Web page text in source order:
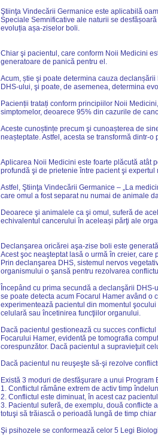
Ştiinţa Vindecării Germanice este aplicabilă
Speciale Semnificative ale naturii se
evoluția așa-ziselor boli.
Chiar şi pacientul, care conform Noii Medicini
generatoare de panică pentru el.
Acum, știe şi poate determina cauza
DHS-ului, şi poate, de asemenea, determina
Pacienții tratați conform principiilor Noii
simptomelor, deoarece 95% din cazurile de
Aceste cunoștințe precum şi cunoașterea de
neașteptate. Astfel, acesta se transformă dintr-
Aplicarea Noii Medicini este foarte plăcută atât
profundă şi de prietenie între pacient şi
Astfel, Ştiinţa Vindecării Germanice – „La
care omul a fost separat nu numai de animale
Deoarece şi animalele ca şi omul, suferă de
echivalentul cancerului în aceleași părţi ale
Declanşarea oricărei aşa-zise boli este
Acest şoc neaşteptat lasă o urmă în creier, care
Prin declanşarea DHS, sistemul nervos
organismului o şansă pentru rezolvarea
Începând cu prima secundă a declanşării
se poate detecta acum Focarul Hamer având
experimentează pacientul din momentul
celulară sau încetinirea funcţiilor organului.
Dacă pacientul gestionează cu succes
Focarului Hamer, evidentă pe tomografia
corespunzător. Dacă pacientul a supravieţuit
Dacă pacientul nu reuşeşte să-şi rezolve
Există 3 moduri de desfăşurare a unui Program
1. Conflictul rămâne extrem de activ timp
2. Conflictul este diminuat, în acest caz
3. Pacientul suferă, de exemplu, două conflicte
totuşi să trăiască o perioadă lungă de timp chiar
Şi psihozele se conformează celor 5 Legi